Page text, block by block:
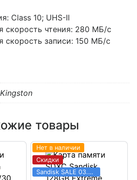
Class 10; UHS-II
скорость чтения: 280 МБ/с
скорость записи: 150 МБ/с
Kingston
товары
Нет в наличии
Скидки
Sandisk SALE 03.06 - 31.08